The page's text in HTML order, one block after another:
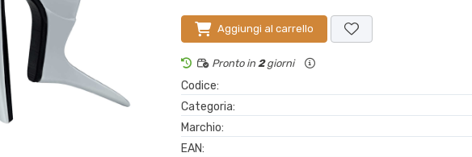
Aggiungi al carrello
Pronto in 2giorni
Codice:
Categoria:
Marchio:
EAN: